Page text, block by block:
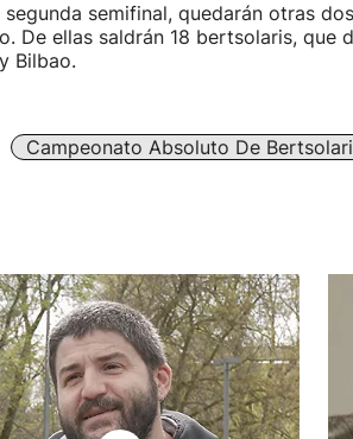
segunda semifinal, quedarán otras
De ellas saldrán 18 bertsolaris, que
Bilbao.
Campeonato Absoluto De